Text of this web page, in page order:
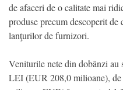
de afaceri de o calitate mai
produse precum descoperit
lanţurilor de furnizori.
Veniturile nete din dobânzi
LEI (EUR 208,0 milioane),